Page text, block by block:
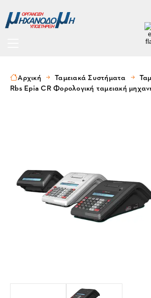
Αρχική Ταμειακά Συστήματα
Rbs Epia CR Φορολογική ταμειακή